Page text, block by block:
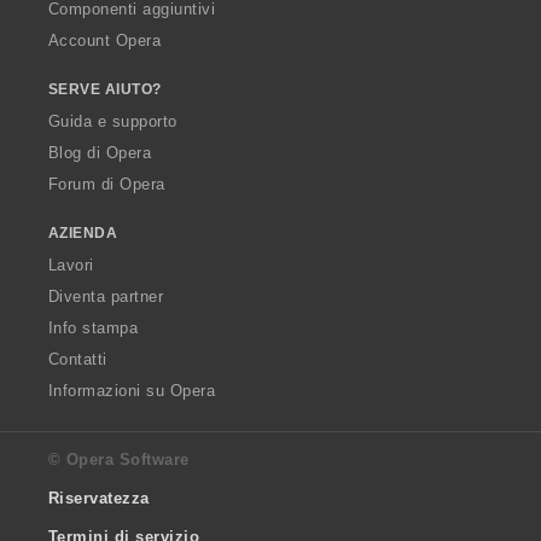
Componenti aggiuntivi
Account Opera
SERVE AIUTO?
Guida e supporto
Blog di Opera
Forum di Opera
AZIENDA
Lavori
Diventa partner
Info stampa
Contatti
Informazioni su Opera
© Opera Software
Riservatezza
Termini di servizio